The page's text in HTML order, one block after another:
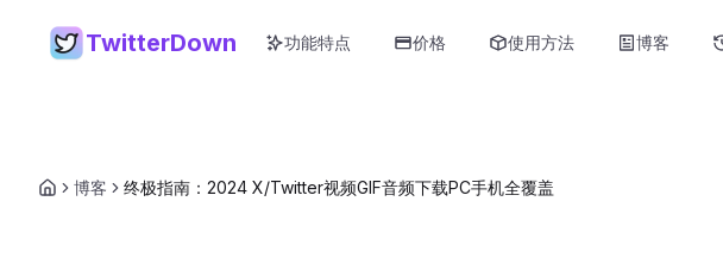
TwitterDown 功能特点 价格 使用方法 博客
博客 终极指南：2024 X/Twitter视频GIF音频下载PC手机全覆盖